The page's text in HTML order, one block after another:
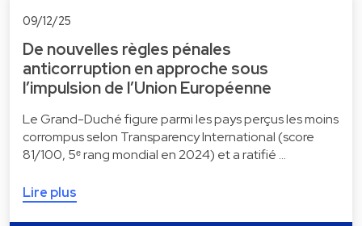
09/12/25
De nouvelles règles pénales
anticorruption en approche sous
l’impulsion de l’Union Européenne
Le Grand-Duché figure parmi les pays perçus les moins
corrompus selon Transparency International (score
81/100, 5ᵉ rang mondial en 2024) et a ratifié …
Lire plus